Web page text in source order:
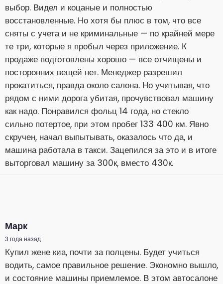
выбор. Видел и коцаные и полностью
восстановленные. Но хотя бы плюс в том, что все
сняты с учета и не криминальные — по крайней мере
те три, которые я пробыл через приложение. К
продаже подготовлены хорошо — все отчищены и
посторонних вещей нет. Менеджер разрешил
прокатиться, правда около салона. Но учитывая, что
рядом с ними дорога убитая, прочувствовал машину
как надо. Понравился фольц 14 года, но стекло
сильно потертое, при этом пробег 133 400 км. Явно
скручен, начал выпытывать, оказалось что да, и
машина работала в такси. Зацепился за это и в итоге
выторговал машину за 300к, вместо 430к.
Марк
3 года назад
Купил жене киа, почти за полцены. Будет учиться
водить, самое правильное решение. Экономно вышло,
и состояние машины приемлемое. В этом автосалоне